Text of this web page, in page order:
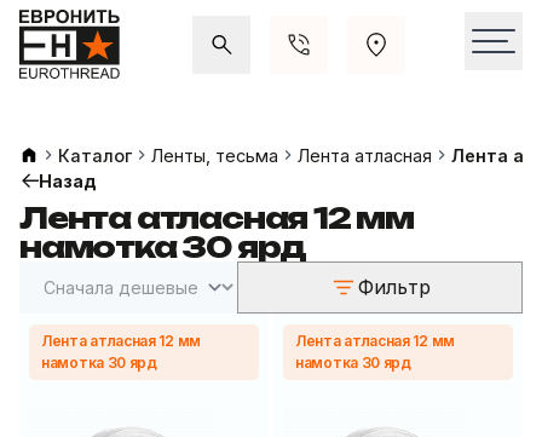
Каталог Ленты, тесьма Лента атласная
Лента
Назад
Лента атласная 12 мм
намотка 30 ярд
Фильтр
Лента атласная 12 мм
намотка 30 ярд
Лента атласная 12 мм
намотка 30 ярд